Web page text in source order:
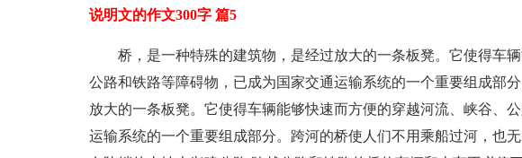
说明文的作文300字 篇5
桥，是一种特殊的建筑物，是经过放大的一条板凳。它使得车
公路和铁路等障碍物，已成为国家交通运输系统的一个重要组成部
放大的一条板凳。它使得车辆能够快速而方便的穿越河流、峡谷、
运输系统的一个重要组成部分。跨河的桥使人们不用乘船过河，也